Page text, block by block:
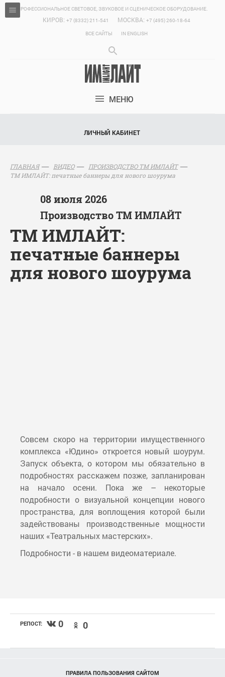
ПРОФЕССИОНАЛЬНОЕ СВЕТОВОЕ, ЗВУКОВОЕ И СЦЕНИЧЕСКОЕ ОБОРУДОВАНИЕ.
КИРОВ: +7 (8332) 211-541 МОСКВА: +7 (495) 260-18-64
ВСЕ САЙТЫ
IN ENGLISH
МЕНЮ
ЛИЧНЫЙ КАБИНЕТ
ГЛАВНАЯ ВИДЕО
ПРОИЗВОДСТВО ТМ ИМЛАЙТ
ТМ ИМЛАЙТ: печатные баннеры для нового шоурума
08 июля 2026
Производство ТМ ИМЛАЙТ
ТМ ИМЛАЙТ:
печатные баннеры
для нового шоурума
Совсем скоро на территории имущественного
комплекса «Юдино» откроется новый шоурум.
Запуск объекта, о котором мы обязательно в
подробностях расскажем позже, запланирован
на начало осени. Пока же – некоторые
подробности о визуальной концепции нового
пространства, для воплощения которой были
задействованы производственные мощности
наших «Театральных мастерских».
Подробности - в нашем видеоматериале.
РЕПОСТ: 0 0
ПРАВИЛА ПОЛЬЗОВАНИЯ САЙТОМ